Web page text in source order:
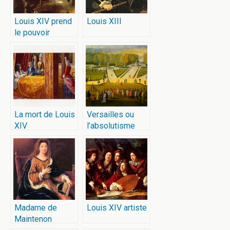
Louis XIV prend
le pouvoir
Louis XIII
La mort de Louis
XIV
Versailles ou
l’absolutisme
mis en scène
Madame de
Maintenon
Louis XIV artiste